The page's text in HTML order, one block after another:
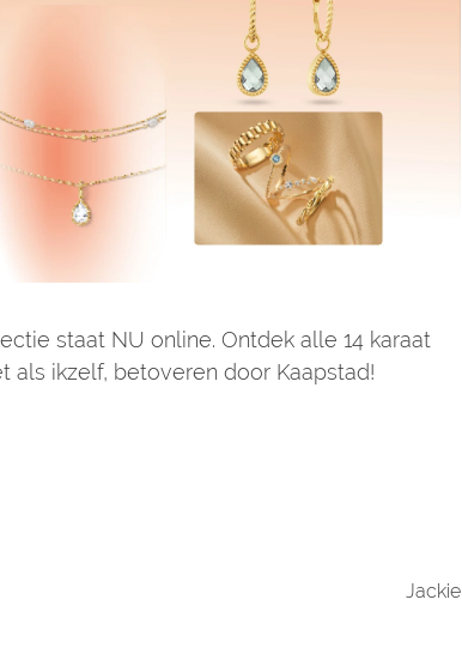
staat NU online. Ontdek alle 14 karaat
als ikzelf, betoveren door Kaapstad!
Jackie